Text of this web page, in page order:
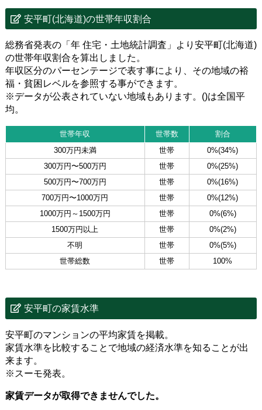
安平町(北海道)の世帯年収割合
総務省発表の「年 住宅・土地統計調査」より安平町(北海道)
の世帯年収割合を算出しました。
年収区分のパーセンテージで表す事により、その地域の裕
福・貧困レベルを参照する事ができます。
※データが公表されていない地域もあります。()は全国平
均。
世帯年収 世帯数
割合
300万円未満
世帯
0%(34%)
300万円〜500万円
世帯
0%(25%)
500万円〜700万円
世帯
0%(16%)
700万円〜1000万円
世帯
0%(12%)
1000万円～1500万円
世帯
0%(6%)
1500万円以上
世帯
0%(2%)
不明
世帯
0%(5%)
世帯総数
世帯 100%
安平町の家賃水準
安平町のマンションの平均家賃を掲載。
家賃水準を比較することで地域の経済水準を知ることが出
来ます。
※スーモ発表。
家賃データが取得できませんでした。